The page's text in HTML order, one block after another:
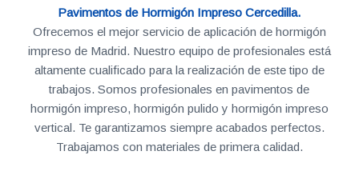
Pavimentos de Hormigón Impreso Cercedilla.
Ofrecemos el mejor servicio de aplicación de hormigón
impreso de Madrid. Nuestro equipo de profesionales está
altamente cualificado para la realización de este tipo de
trabajos. Somos profesionales en pavimentos de
hormigón impreso, hormigón pulido y hormigón impreso
vertical. Te garantizamos siempre acabados perfectos.
Trabajamos con materiales de primera calidad.